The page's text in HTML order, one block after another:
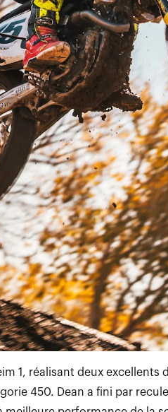
1, réalisant deux excellents
450. Dean a fini par